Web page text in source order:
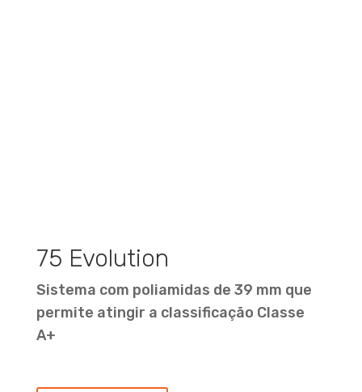
75 Evolution
Sistema com poliamidas de 39 mm que
permite atingir a classificação Classe
A+